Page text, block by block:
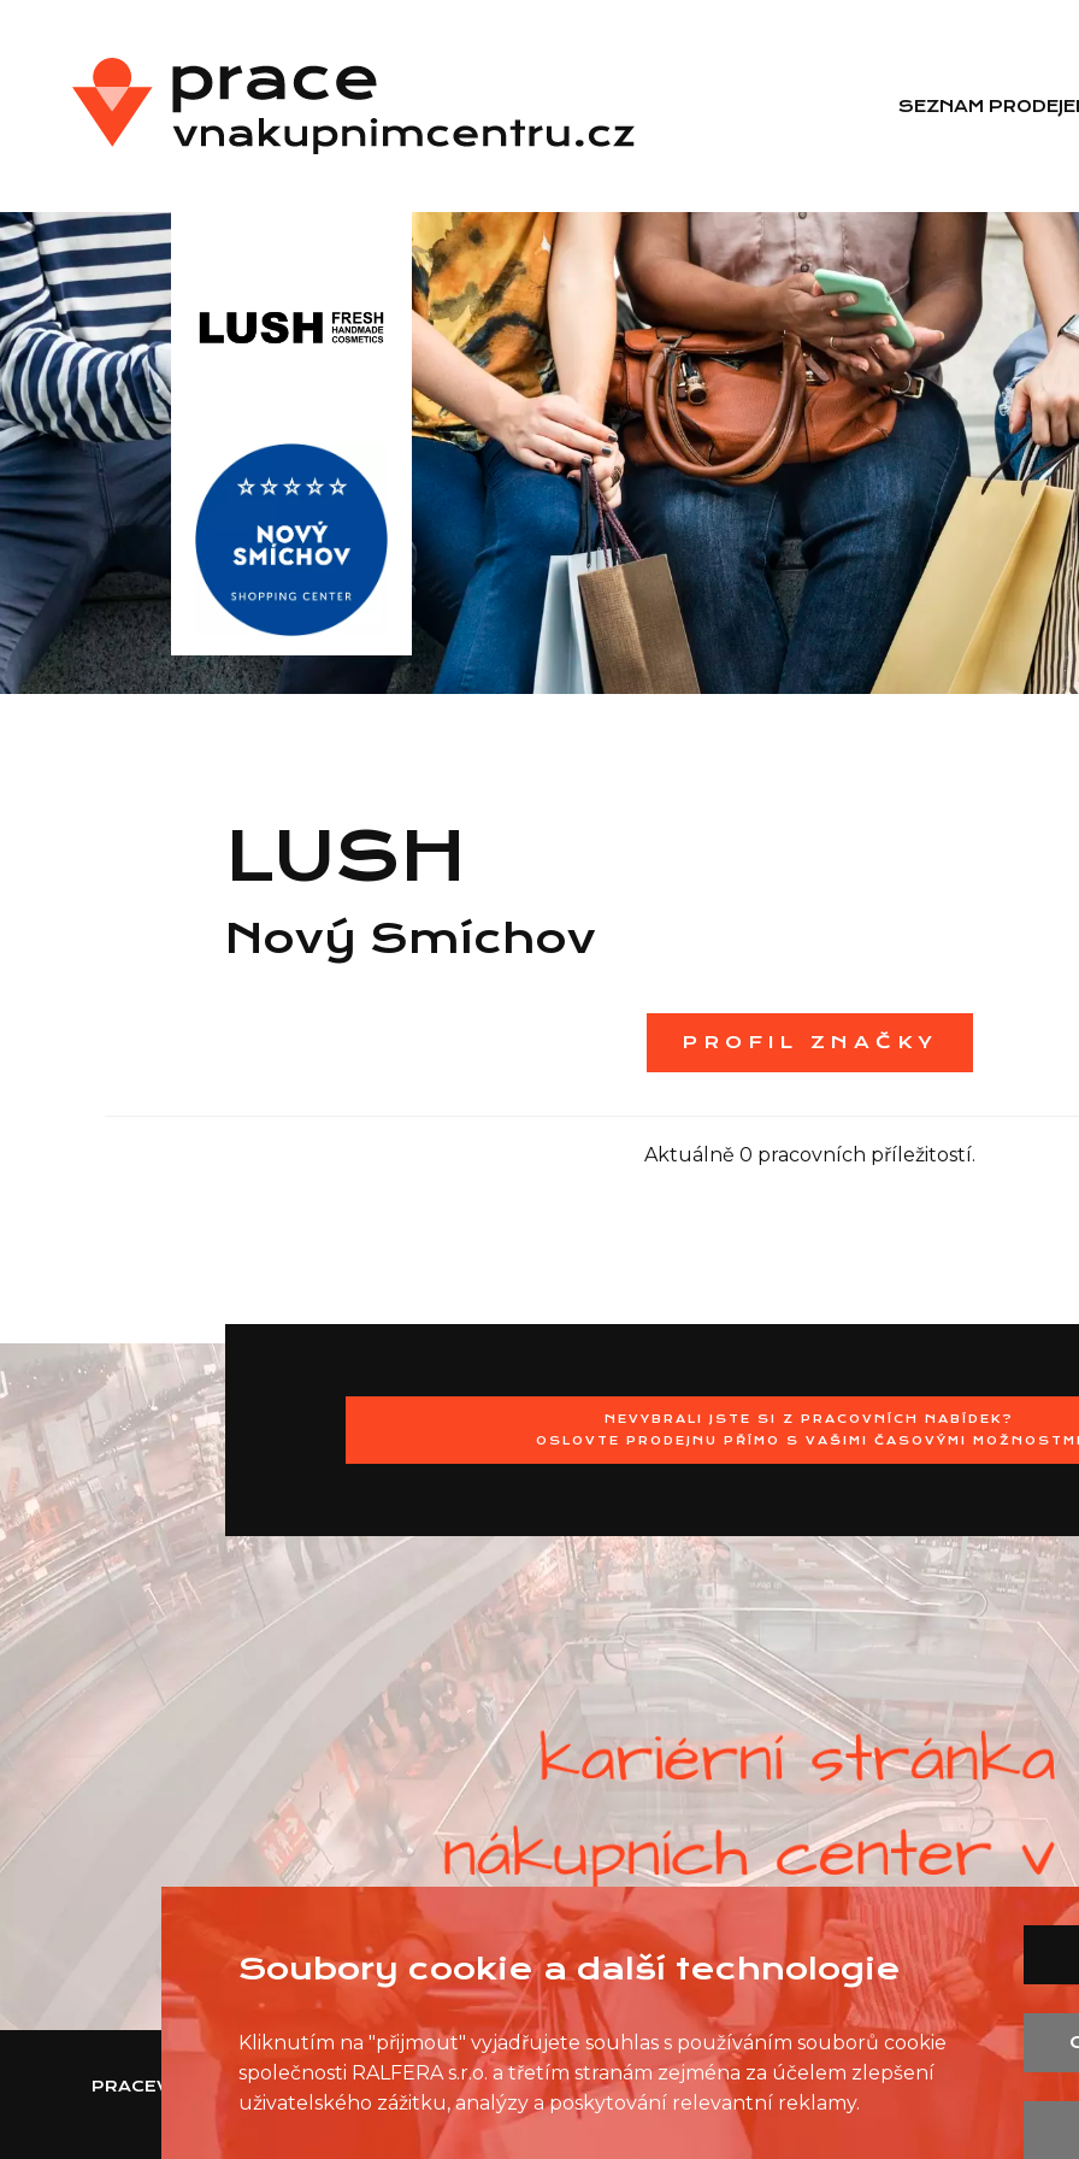
SEZNAM
LUSH
Nový Smíchov
PROFIL ZNAČKY
Aktuálně 0 pracovních příležitostí.
NEVYBRALI JSTE SI Z PRACOVNÍCH NABÍDEK?
OSLOVTE PRODEJNU PŘÍMO S VAŠIMI ČASOVÝMI
PRACEVNAKUPNIMCENTRU.CZ SEZNAM PRODEJEN SEZNAM NC
OCHRANA OSOBNÍCH ÚDAJŮ
Soubory cookie a další technologie
Kliknutím na "přijmout" vyjadřujete souhlas s používáním souborů cookie
společnosti RALFERA s.r.o. a třetím stranám zejména za účelem zlepšení
uživatelského zážitku, analýzy a poskytování relevantní reklamy.